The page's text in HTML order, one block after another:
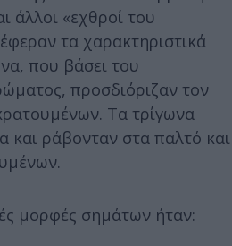
άλλοι «εχθροί του
τα χαρακτηριστικά
που βάσει του
προσδιόριζαν τον
Τα τρίγωνα
και ράβονταν στα παλτό και
μορφές σημάτων ήταν: